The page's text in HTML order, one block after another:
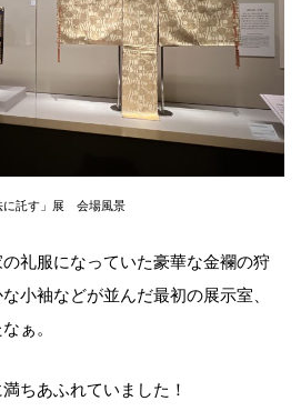
に託す」展 会場風景
礼服になっていた豪華な金襴の狩
小袖などが並んだ最初の展示室、
ぁ。
満ちあふれていました！